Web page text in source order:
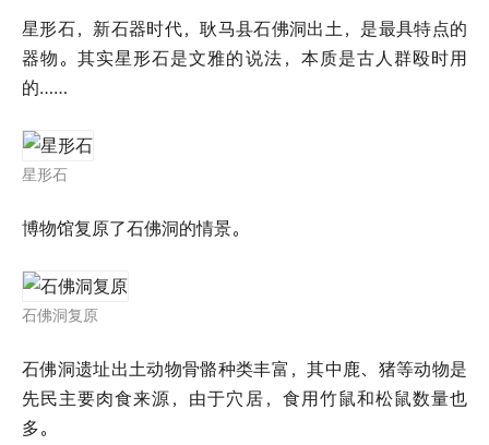
星形石，新石器时代，耿马县石佛洞出土，是最具特点的
器物。其实星形石是文雅的说法，本质是古人群殴时用
的……
星形石
博物馆复原了石佛洞的情景。
石佛洞复原
石佛洞遗址出土动物骨骼种类丰富，其中鹿、猪等动物是
先民主要肉食来源，由于穴居，食用竹鼠和松鼠数量也
多。